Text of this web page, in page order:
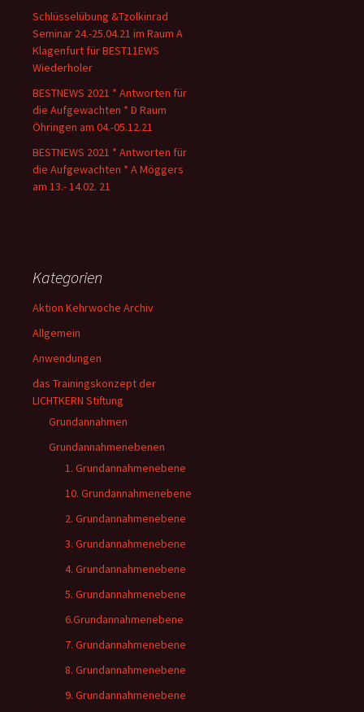
Schlüsselübung &Tzolkinrad
Seminar 24.-25.04.21 im Raum A
Klagenfurt für BEST11EWS
Wiederholer
BESTNEWS 2021 * Antworten für
die Aufgewachten * D Raum
Öhringen am 04.-05.12.21
BESTNEWS 2021 * Antworten für
die Aufgewachten * A Möggers
am 13.- 14.02. 21
Kategorien
Aktion Kehrwoche Archiv
Allgemein
Anwendungen
das Trainingskonzept der
LICHTKERN Stiftung
Grundannahmen
Grundannahmenebenen
1. Grundannahmenebene
10. Grundannahmenebene
2. Grundannahmenebene
3. Grundannahmenebene
4. Grundannahmenebene
5. Grundannahmenebene
6.Grundannahmenebene
7. Grundannahmenebene
8. Grundannahmenebene
9. Grundannahmenebene